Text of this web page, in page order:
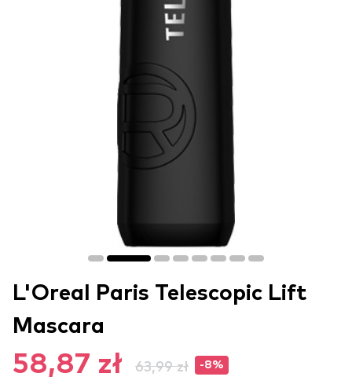
L'Oreal Paris Telescopic Lift
Mascara
58,87 zł 63,99 zł -8%